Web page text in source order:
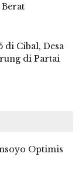
Berat
di Cibal, Desa
di Partai
Optimis